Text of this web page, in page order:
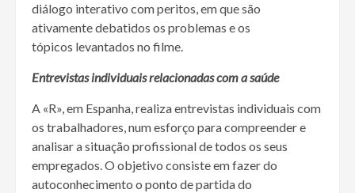
diálogo interativo com peritos, em que são
ativamente debatidos os problemas e os
tópicos levantados no filme.
Entrevistas individuais relacionadas com a saúde
A «R», em Espanha, realiza entrevistas individuais com
os trabalhadores, num esforço para compreender e
analisar a situação profissional de todos os seus
empregados. O objetivo consiste em fazer do
autoconhecimento o ponto de partida do